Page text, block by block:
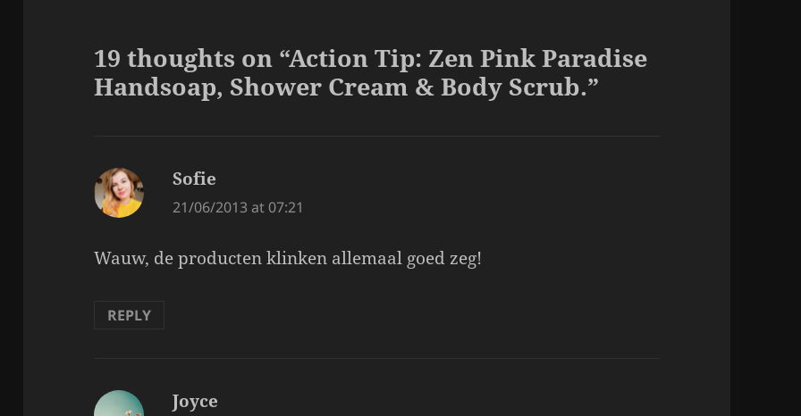
19 thoughts on “Action Tip: Zen Pink Paradise
Handsoap, Shower Cream & Body Scrub.”
Sofie
21/06/2013 at 07:21
Wauw, de producten klinken allemaal goed zeg!
REPLY
Joyce